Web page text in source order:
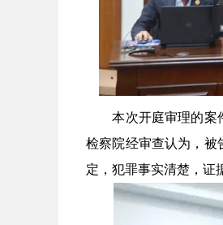
本次开庭审理的案件
检察院经审查认为，被
定，犯罪事实清楚，证